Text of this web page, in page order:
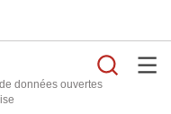
données ouvertes